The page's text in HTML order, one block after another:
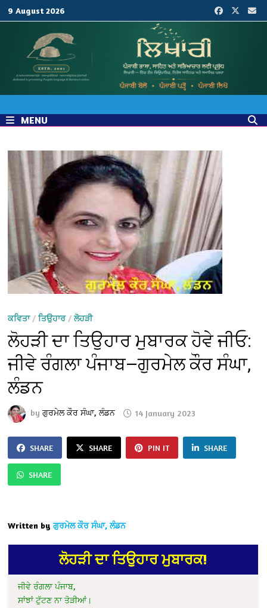
9 August 2026
MENU
ਕਵਿਤਾ/ਤਿਉਹਾਰ/ਲੋਹੜੀ
ਲੋਹੜੀ ਦਾ ਤਿਉਹਾਰ ਮੁਬਾਰਕ ਹੋਵੇ ਜੀਓ:
ਜੀਵੇ ਰੰਗਲਾ ਪੰਜਾਬ—ਗੁਰਮੇਲ ਕੌਰ ਸੰਘਾ,
ਲੰਡਨ
byਗੁਰਮੇਲ ਕੌਰ ਸੰਘਾ, ਲੰਡਨ 14 January 2023
SHARE SHARE PIN IT SHARE
SHARE
Written by ਗੁਰਮੇਲ ਕੌਰ ਸੰਘਾ, ਲੰਡਨ
ਲੋਹੜੀ ਦਾ ਤਿਉਹਾਰ ਮੁਬਾਰਕ!
ਜੀਵੇ ਰੰਗਲਾ ਪੰਜਾਬ,
ਸਾਂਝਾਂ ਟੁੱਟਣ ਨਾ ਤੋੜੀਆਂ।